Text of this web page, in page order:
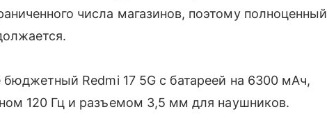
числа магазинов, поэтому полноценный
бюджетный Redmi 17 5G с батареей на 6300 мАч,
120 Гц и разъемом 3,5 мм для наушников.